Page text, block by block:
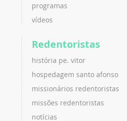
programas
vídeos
Redentoristas
história pe. vitor
hospedagem santo afonso
missionários redentoristas
missões redentoristas
notícias